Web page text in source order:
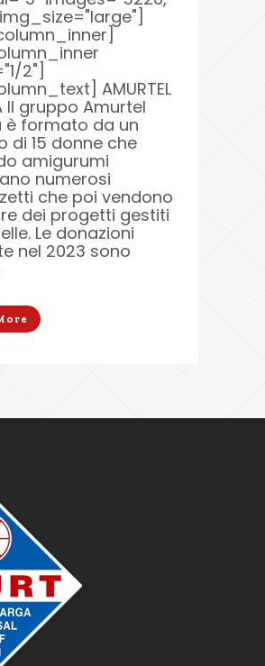
2"]
AMURTEL
Il gruppo Amurtel
è formato da un
di 15 donne che
amigurumi
numerosi
che poi vendono
dei progetti gestiti
Le donazioni
nel 2023 sono